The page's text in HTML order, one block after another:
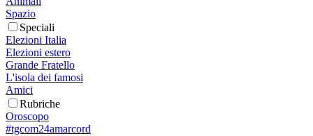
Spazio
Speciali
Elezioni Italia
Elezioni estero
Grande Fratello
L'isola dei famosi
Amici
Rubriche
Oroscopo
#tgcom24amarcord